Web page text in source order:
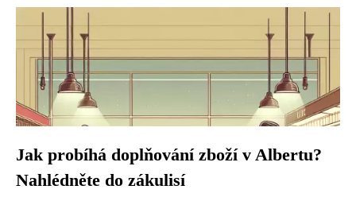
Jak probíhá doplňování zboží v Albertu?
Nahlédněte do zákulisí